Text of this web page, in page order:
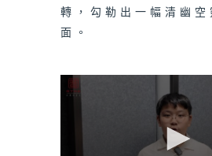
轉，勾勒出一幅清幽空
面。